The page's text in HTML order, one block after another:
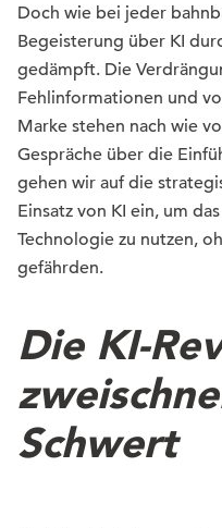
Doch wie bei jeder
Begeisterung über KI
gedämpft. Die
Fehlinformationen und
Marke stehen nach wie
Gespräche über die
gehen wir auf die
Einsatz von KI ein, um
Technologie zu nutzen,
gefährden.
Die KI-
Schwert